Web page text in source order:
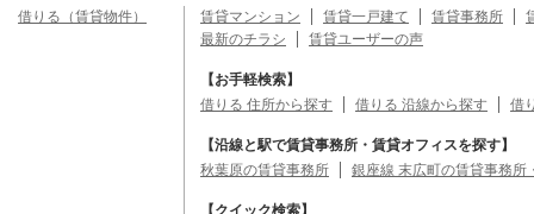
借りる（賃貸物件） 賃貸マンション 賃貸一戸建て 賃貸事務所
最新のチラシ
賃貸ユーザーの声
【お手軽検索】
借りる 住所から探す
借りる 沿線から探す 借
【沿線と駅で賃貸事務所・賃貸オフィスを探す】
秋葉原の賃貸事務所
銀座線 末広町の賃貸事務所
【クイック検索】